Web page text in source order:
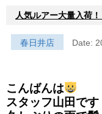
人気ルアー大量入荷！
春日井店 Date:
こんばんは
スタッフ山田です